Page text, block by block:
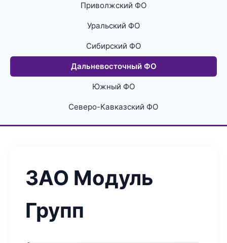
Приволжский ФО
Уральский ФО
Сибирский ФО
Дальневосточный ФО
Южный ФО
Северо-Кавказский ФО
ЗАО Модуль
Групп